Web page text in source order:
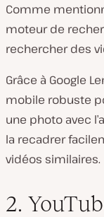
Comme
moteur de
rechercher des
Grâce à Google
mobile robuste
une photo avec
la recadrer
vidéos similaires.
2.